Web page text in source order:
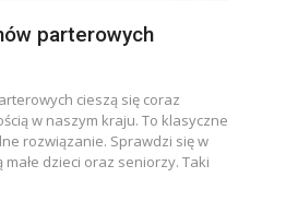
parterowych
cieszą się coraz
w naszym kraju. To klasyczne
rozwiązanie. Sprawdzi się w
dzieci oraz seniorzy. Taki